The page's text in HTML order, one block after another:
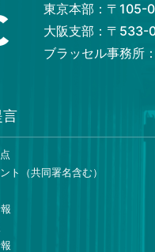
東京本部：〒105-
大阪支部：〒533-
ブラッセル事務所
言
ト（共同署名含む）